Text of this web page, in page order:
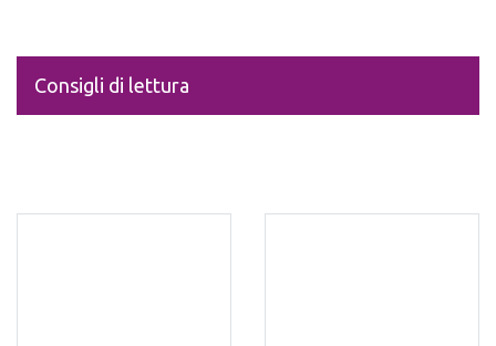
Consigli di lettura